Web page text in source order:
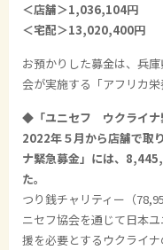
＜店舗＞1,036,104円
＜宅配＞13,020,400円
お預かりした募金は、兵
会が実施する「アフリカ栄
◆「ユニセフ ウクライ
2022年５月から店舗で取
ナ緊急募金」には、
た。
つり銭チャリティー（
ニセフ協会を通じて日本
援を必要とするウクライ